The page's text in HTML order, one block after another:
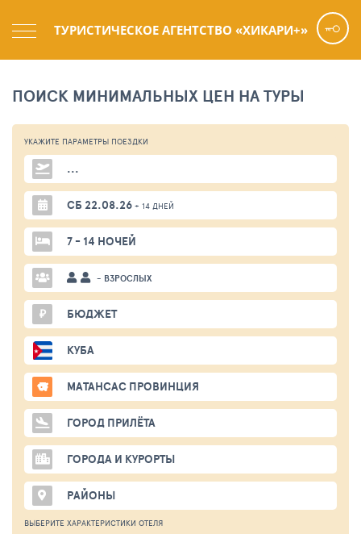
ТУРИСТИЧЕСКОЕ АГЕНТСТВО «ХИКАРИ+»
ПОИСК МИНИМАЛЬНЫХ ЦЕН НА ТУРЫ
УКАЖИТЕ ПАРАМЕТРЫ ПОЕЗДКИ
...
СБ 22.08.26 + 14 ДНЕЙ
7 - 14 НОЧЕЙ
- ВЗРОСЛЫХ
₽ БЮДЖЕТ
КУБА
МАТАНСАС ПРОВИНЦИЯ
ГОРОД ПРИЛЁТА
ГОРОДА И КУРОРТЫ
РАЙОНЫ
ВЫБЕРИТЕ ХАРАКТЕРИСТИКИ ОТЕЛЯ